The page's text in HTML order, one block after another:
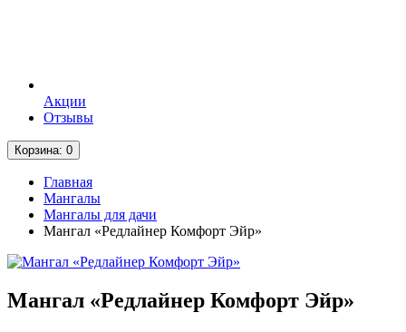
Акции
Отзывы
Корзина: 0
Главная
Мангалы
Мангалы для дачи
Мангал «Редлайнер Комфорт Эйр»
Мангал «Редлайнер Комфорт Эйр»